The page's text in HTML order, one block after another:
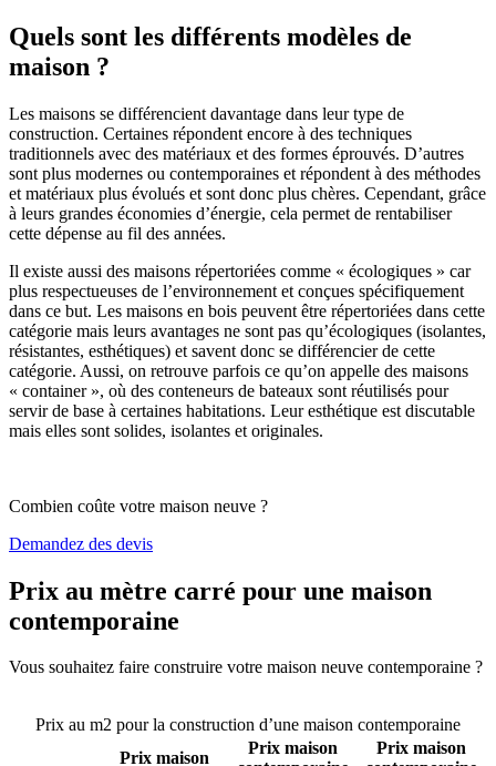
Quels sont les différents modèles de
maison ?
Les maisons se différencient davantage dans leur type de
construction. Certaines répondent encore à des techniques
traditionnels avec des matériaux et des formes éprouvés. D’autres
sont plus modernes ou contemporaines et répondent à des méthodes
et matériaux plus évolués et sont donc plus chères. Cependant, grâce
à leurs grandes économies d’énergie, cela permet de rentabiliser
cette dépense au fil des années.
Il existe aussi des maisons répertoriées comme « écologiques » car
plus respectueuses de l’environnement et conçues spécifiquement
dans ce but. Les maisons en bois peuvent être répertoriées dans cette
catégorie mais leurs avantages ne sont pas qu’écologiques (isolantes,
résistantes, esthétiques) et savent donc se différencier de cette
catégorie. Aussi, on retrouve parfois ce qu’on appelle des maisons
« container », où des conteneurs de bateaux sont réutilisés pour
servir de base à certaines habitations. Leur esthétique est discutable
mais elles sont solides, isolantes et originales.
Combien coûte votre maison neuve ?
Demandez des devis
Prix au mètre carré pour une maison
contemporaine
Vous souhaitez faire construire votre maison neuve contemporaine ?
Prix au m2 pour la construction d’une maison contemporaine
Prix maison
Prix maison
Prix maison